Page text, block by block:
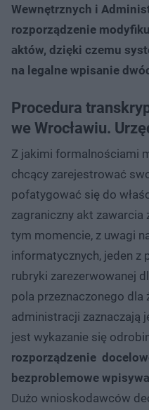
Wewnętrznych i
rozporządzenie
aktów, dzięki czemu
na legalne wpisanie
Procedura
we Wrocławiu.
Z jakimi formalnościami
chcący zarejestrować
pofatygować się do
zagraniczny akt zawarcia
tym momencie, z uwagi
informatycznych, jeden z
rubryki zarezerwowanej
pola przeznaczonego dla
administracji zaznaczają
jest wykazanie się
rozporządzenie
bezproblemowe
Dużo wnioskodawców